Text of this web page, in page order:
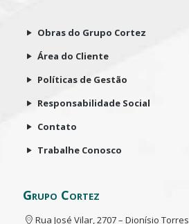
Obras do Grupo Cortez
Área do Cliente
Políticas de Gestão
Responsabilidade Social
Contato
Trabalhe Conosco
Grupo Cortez
Rua José Vilar, 2707 – Dionísio Torres